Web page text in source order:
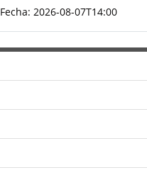
Fecha: 2026-08-07T14:00